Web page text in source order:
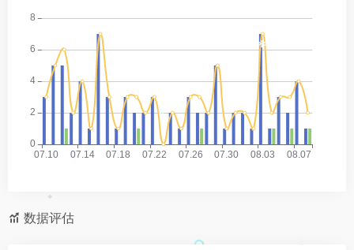
数据评估
*
*